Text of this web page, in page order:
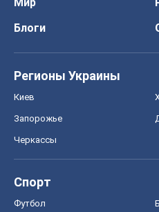
Блоги
Регионы Украины
Киев
Запорожье
Черкассы
Спорт
Футбол